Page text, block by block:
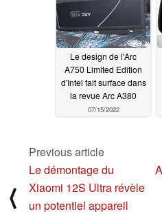
Le design de l'Arc
A750 Limited Edition
d'Intel fait surface dans
la revue Arc A380
07/15/2022
⟨
Previous article
Le démontage du
Xiaomi 12S Ultra révèle
un potentiel appareil